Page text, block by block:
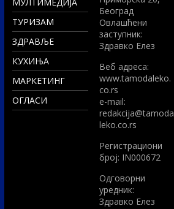
ТУРИЗАМ
ЗДРАВЉЕ
КУХИЊА
МАРКЕТИНГ
ОГЛАСИ
Београд
Овлашћени
заступник:
Здравко Елез
Вeб адреса:
www.tamodaleko.
co.rs
e-mail:
redakcija@tamoda
leko.co.rs
Регистрациони
број: IN000672
Одговорни
уредник:
Здравко Елез